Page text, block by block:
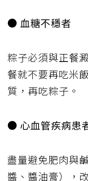
● 血糖不穩者
粽子必須與正餐
餐就不要再吃米
質，再吃粽子。
● 心血管疾病患
盡量避免肥肉與
醬、醬油膏），